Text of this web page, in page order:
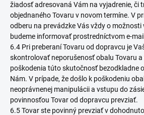
žiadosť adresovaná Vám na vyjadrenie, či
objednaného Tovaru v novom termíne. V
odberu na prevádzke Vás vždy o
budeme informovať prostredníctvom e-
6.4 Pri preberaní Tovaru od dopravcu je
skontrolovať neporušenosť obalu Tovaru
poškodenia túto skutočnosť bezodkladne
Nám. V prípade, že došlo k poškodeniu
neoprávnenej manipulácii a vstupu do
povinnosťou Tovar od dopravcu prevziať.
6.5 Tovar ste povinný prevziať v